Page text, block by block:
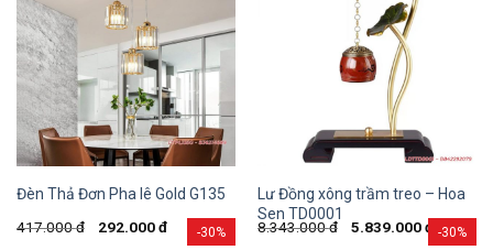
-30%
Đèn Thả Đơn Pha lê Gold G135
417.000đ 292.000đ -30%
Lư Đồng xông trầm treo – Hoa
Sen TD0001
8.343.000đ 5.839.000đ